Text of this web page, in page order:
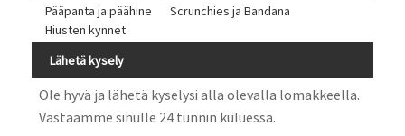
Pääpanta ja päähine
Scrunchies ja Bandana
Hiusten kynnet
Lähetä kysely
Ole hyvä ja lähetä kyselysi alla olevalla lomakkeella.
Vastaamme sinulle 24 tunnin kuluessa.